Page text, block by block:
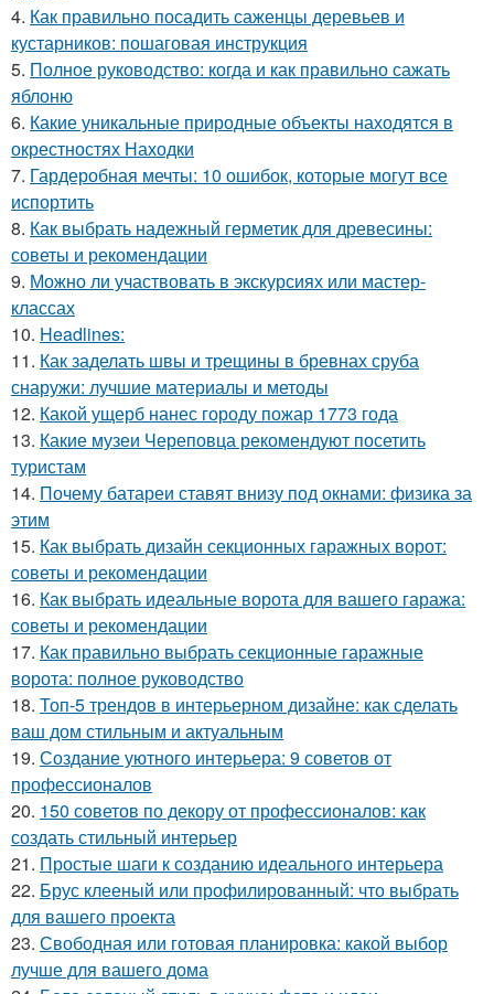
4. Как правильно посадить саженцы деревьев и
кустарников: пошаговая инструкция
5. Полное руководство: когда и как правильно сажать
яблоню
6. Какие уникальные природные объекты находятся в
окрестностях Находки
7. Гардеробная мечты: 10 ошибок, которые могут все
испортить
8. Как выбрать надежный герметик для древесины:
советы и рекомендации
9. Можно ли участвовать в экскурсиях или мастер-
классах
10. Headlines:
11. Как заделать швы и трещины в бревнах сруба
снаружи: лучшие материалы и методы
12. Какой ущерб нанес городу пожар 1773 года
13. Какие музеи Череповца рекомендуют посетить
туристам
14. Почему батареи ставят внизу под окнами: физика за
этим
15. Как выбрать дизайн секционных гаражных ворот:
советы и рекомендации
16. Как выбрать идеальные ворота для вашего гаража:
советы и рекомендации
17. Как правильно выбрать секционные гаражные
ворота: полное руководство
18. Топ-5 трендов в интерьерном дизайне: как сделать
ваш дом стильным и актуальным
19. Создание уютного интерьера: 9 советов от
профессионалов
20. 150 советов по декору от профессионалов: как
создать стильный интерьер
21. Простые шаги к созданию идеального интерьера
22. Брус клееный или профилированный: что выбрать
для вашего проекта
23. Свободная или готовая планировка: какой выбор
лучше для вашего дома